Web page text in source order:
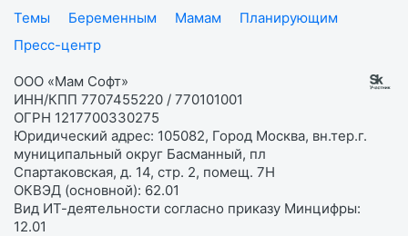
Темы
Беременным Мамам
Планирующим
Пресс-центр
ООО «Мам Софт»
ИНН/КПП 7707455220 / 770101001
ОГРН 1217700330275
Юридический адрес: 105082, Город Москва, вн.тер.г.
муниципальный округ Басманный, пл
Спартаковская, д. 14, стр. 2, помещ. 7Н
ОКВЭД (основной): 62.01
Вид ИТ-деятельности согласно приказу Минцифры:
12.01